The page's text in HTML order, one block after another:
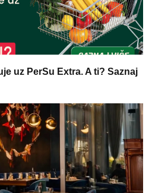
uz PerSu Extra. A ti? Saznaj